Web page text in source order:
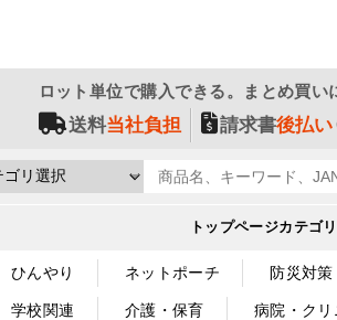
ロット単位で購入できる。まとめ買い
送料当社負担 請求書後払い
トップページカテゴ
ひんやり ネットポーチ 防災対策
学校関連 介護・保育 病院・クリ